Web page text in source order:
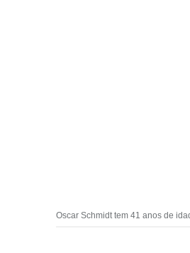
Oscar Schmidt tem 41 anos de